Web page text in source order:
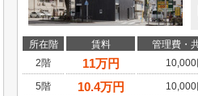
所在階 賃料 管理費・
2階
11万円 10,000
5階
10.4万円 10,000